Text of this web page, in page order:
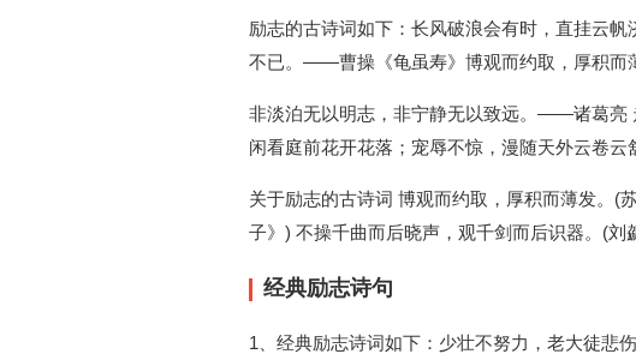
励志的古诗词如下：长风破浪会有时，直挂云
不已。——曹操《龟虽寿》博观而约取，厚积而
非淡泊无以明志，非宁静无以致远。——诸葛亮
闲看庭前花开花落；宠辱不惊，漫随天外云卷云
关于励志的古诗词 博观而约取，厚积而薄发。(
子》) 不操千曲而后晓声，观千剑而后识器。(刘
经典励志诗句
1、经典励志诗词如下：少壮不努力，老大徒